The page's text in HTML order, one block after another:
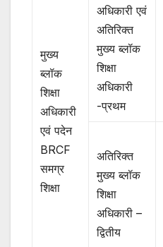
मुख्य
ब्लॉक
शिक्षा
अधिकारी
एवं पदेन
BRCF
समग्र
शिक्षा
अधिकारी एवं
अतिरिक्त
मुख्य ब्लॉक
शिक्षा
अधिकारी
-प्रथम
अतिरिक्त
मुख्य ब्लॉक
शिक्षा
अधिकारी –
द्वितीय